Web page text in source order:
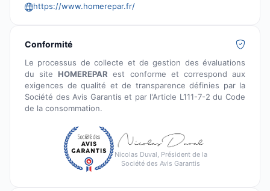
https://www.homerepar.fr/
Conformité
Le processus de collecte et de gestion des évaluations
du siteHOMEREPAR est conforme et correspond aux
exigences de qualité et de transparence définies par la
Société des Avis Garantis et par l'Article L111-7-2 du Code
de la consommation.
Nicolas Duval, Président de la
Société des Avis Garantis